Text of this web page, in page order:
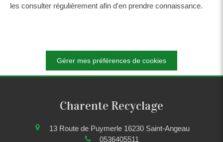
les consulter régulièrement afin d'en prendre connaissance.
Gérer mes préférences de cookies
Charente Recyclage
13 Route de Puymerle 16230 Saint-Angeau
0536405511